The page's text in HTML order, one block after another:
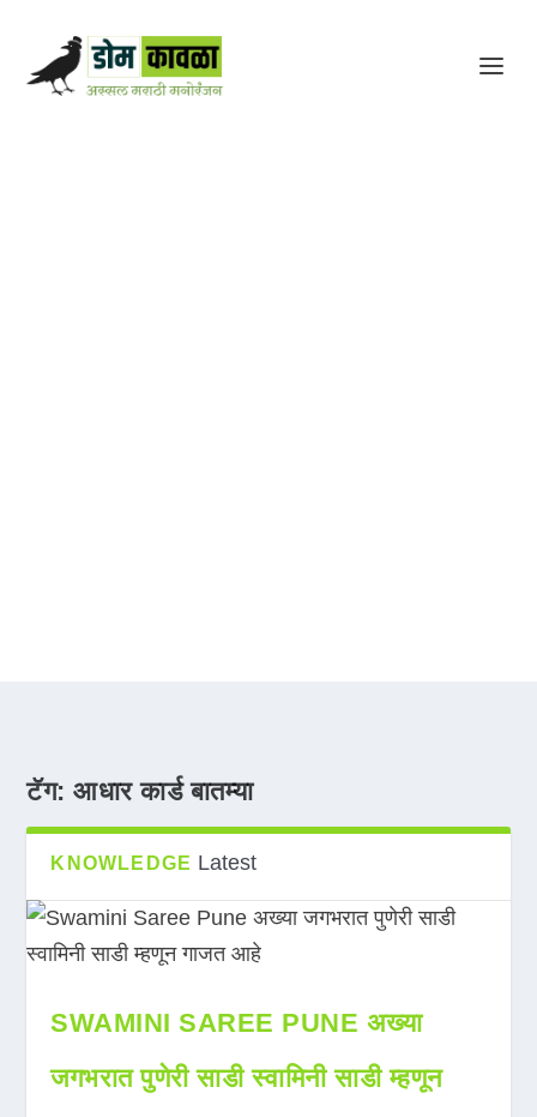
टॅग:आधार कार्ड बातम्या
KNOWLEDGE Latest
SWAMINI SAREE PUNE अख्या
जगभरात पुणेरी साडी स्वामिनी साडी म्हणून